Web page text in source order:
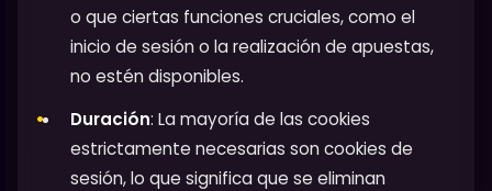
o que ciertas funciones cruciales, como el
inicio de sesión o la realización de apuestas,
no estén disponibles.
Duración: La mayoría de las cookies
estrictamente necesarias son cookies de
sesión, lo que significa que se eliminan